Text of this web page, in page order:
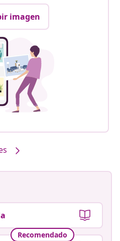
imagen
Recomendado